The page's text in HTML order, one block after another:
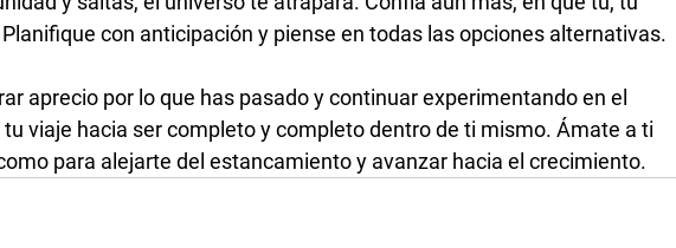
con anticipación y piense en todas las opciones alternativas.
aprecio por lo que has pasado y continuar experimentando en el
viaje hacia ser completo y completo dentro de ti mismo. Ámate a ti
para alejarte del estancamiento y avanzar hacia el crecimiento.